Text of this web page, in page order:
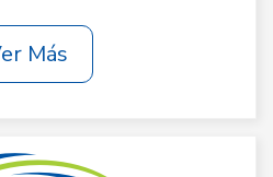
Más